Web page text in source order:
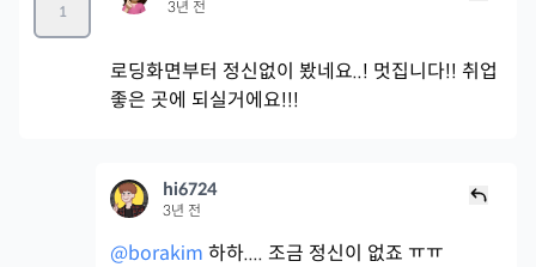
1 3년 전
로딩화면부터 정신없이 봤네요..! 멋집니다!! 취업
좋은 곳에 되실거에요!!!
hi6724
3년 전
@borakim 하하.... 조금 정신이 없죠 ㅠㅠ